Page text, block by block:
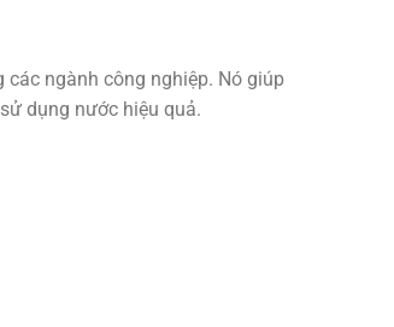
ngành công nghiệp. Nó giúp
dụng nước hiệu quả.